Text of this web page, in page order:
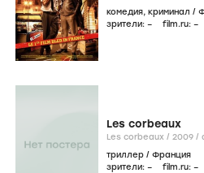
комедия, криминал /
зрители: – film.ru: –
Les corbeaux
Les corbeaux / 2009 /
триллер / Франция
зрители: – film.ru: –